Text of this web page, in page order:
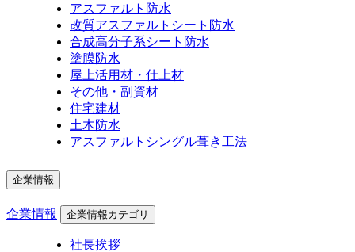
アスファルト防水
改質アスファルトシート防水
合成高分子系シート防水
塗膜防水
屋上活用材・仕上材
その他・副資材
住宅建材
土木防水
アスファルトシングル葺き工法
企業情報
企業情報 企業情報カテゴリ
社長挨拶